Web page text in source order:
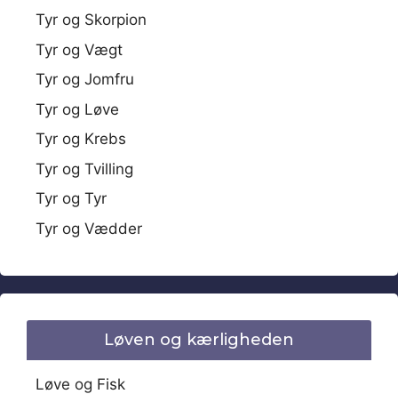
Tyr og Skorpion
Tyr og Vægt
Tyr og Jomfru
Tyr og Løve
Tyr og Krebs
Tyr og Tvilling
Tyr og Tyr
Tyr og Vædder
Løven og kærligheden
Løve og Fisk